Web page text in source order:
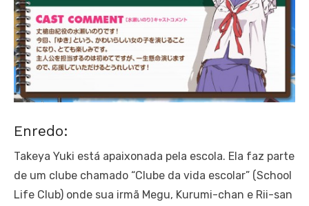
Enredo:
Takeya Yuki está apaixonada pela escola. Ela faz parte
de um clube chamado “Clube da vida escolar” (School
Life Club) onde sua irmã Megu, Kurumi-chan e Rii-san